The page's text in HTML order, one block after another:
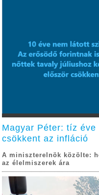
Magyar Péter: tíz
csökkent az infláció
A miniszterelnök közölte:
az élelmiszerek ára